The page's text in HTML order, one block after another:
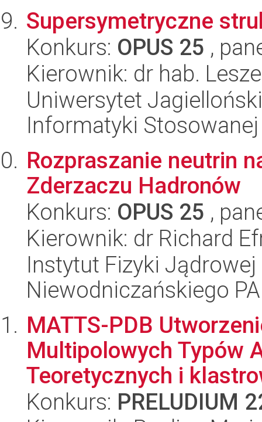
Supersymetryczne
Konkurs: OPUS 25 ,
Kierownik: dr hab.
Uniwersytet
Informatyki Stosowanej
Rozpraszanie neutrin
Zderzaczu Hadronów
Konkurs: OPUS 25 ,
Kierownik: dr Richard
Instytut Fizyki
Niewodniczańskiego
MATTS-PDB
Multipolowych Typów
Teoretycznych i
Konkurs: PRELUDIUM